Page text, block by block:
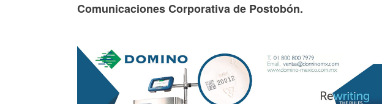
Comunicaciones Corporativa de Postobón.